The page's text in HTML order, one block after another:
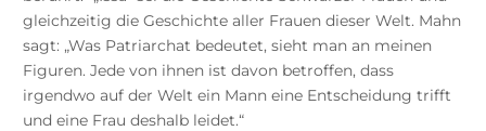
gleichzeitig die Geschichte aller Frauen dieser Welt. Mahn
sagt: „Was Patriarchat bedeutet, sieht man an meinen
Figuren. Jede von ihnen ist davon betroffen, dass
irgendwo auf der Welt ein Mann eine Entscheidung trifft
und eine Frau deshalb leidet.“